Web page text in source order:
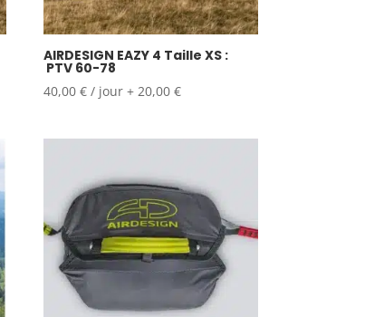
AIRDESIGN EAZY 4 Taille XS :
PTV 60-78
40,00€ / jour + 20,00€